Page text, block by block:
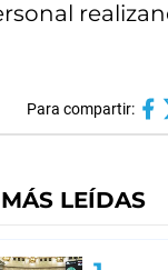
Para compartir:
LEÍDAS